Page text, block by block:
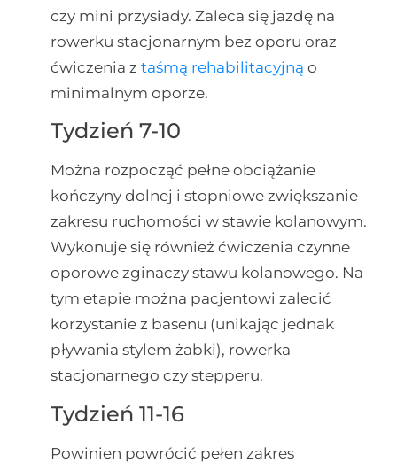
czy mini przysiady. Zaleca się jazdę na
rowerku stacjonarnym bez oporu oraz
ćwiczenia z taśmą rehabilitacyjną o
minimalnym oporze.
Tydzień 7-10
Można rozpocząć pełne obciążanie
kończyny dolnej i stopniowe zwiększanie
zakresu ruchomości w stawie kolanowym.
Wykonuje się również ćwiczenia czynne
oporowe zginaczy stawu kolanowego. Na
tym etapie można pacjentowi zalecić
korzystanie z basenu (unikając jednak
pływania stylem żabki), rowerka
stacjonarnego czy stepperu.
Tydzień 11-16
Powinien powrócić pełen zakres